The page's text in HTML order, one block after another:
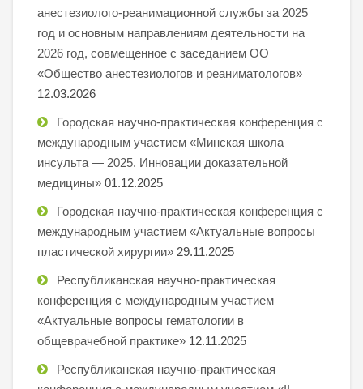
анестезиолого-реанимационной службы за 2025
год и основным направлениям деятельности на
2026 год, совмещенное с заседанием ОО
«Общество анестезиологов и реаниматологов»
12.03.2026
Городская научно-практическая конференция с
международным участием «Минская школа
инсульта — 2025. Инновации доказательной
медицины» 01.12.2025
Городская научно-практическая конференция с
международным участием «Актуальные вопросы
пластической хирургии» 29.11.2025
Республиканская научно-практическая
конференция с международным участием
«Актуальные вопросы гематологии в
общеврачебной практике» 12.11.2025
Республиканская научно-практическая